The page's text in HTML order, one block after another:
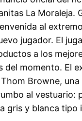
La
al
jugador. El
a los
momento. El
Browne,
al
gris y blanca